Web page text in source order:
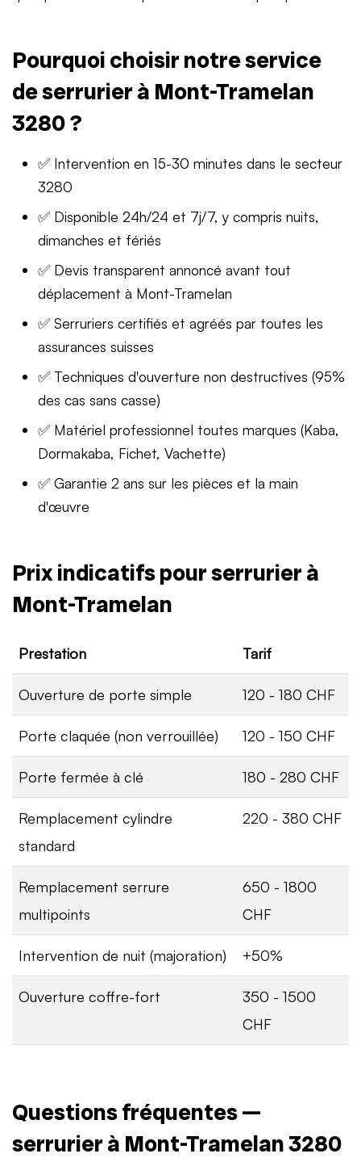
Pourquoi choisir notre service
de serrurier à Mont-Tramelan
3280 ?
✅ Intervention en 15-30 minutes dans le secteur
3280
✅ Disponible 24h/24 et 7j/7, y compris nuits,
dimanches et fériés
✅ Devis transparent annoncé avant tout
déplacement à Mont-Tramelan
✅ Serruriers certifiés et agréés par toutes les
assurances suisses
✅ Techniques d'ouverture non destructives (95%
des cas sans casse)
✅ Matériel professionnel toutes marques (Kaba,
Dormakaba, Fichet, Vachette)
✅ Garantie 2 ans sur les pièces et la main
d'œuvre
Prix indicatifs pour serrurier à
Mont-Tramelan
Prestation Tarif
Ouverture de porte simple 120 - 180 CHF
Porte claquée (non verrouillée) 120 - 150 CHF
Porte fermée à clé 180 - 280 CHF
Remplacement cylindre
standard
220 - 380 CHF
Remplacement serrure
multipoints
650 - 1800
CHF
Intervention de nuit (majoration) +50%
Ouverture coffre-fort
350 - 1500
CHF
Questions fréquentes —
serrurier à Mont-Tramelan 3280